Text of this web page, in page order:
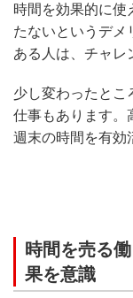
時間を効果的に使
たないというデメ
ある人は、チャレ
少し変わったとこ
仕事もあります。
週末の時間を有効
時間を売る
果を意識